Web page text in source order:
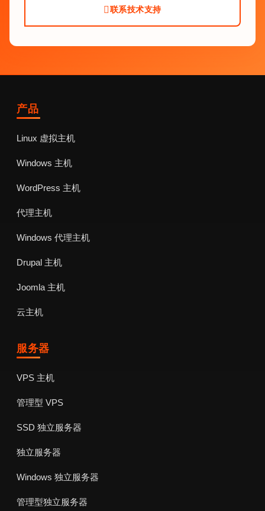
联系技术支持
产品
Linux 虚拟主机
Windows 主机
WordPress 主机
代理主机
Windows 代理主机
Drupal 主机
Joomla 主机
云主机
服务器
VPS 主机
管理型 VPS
SSD 独立服务器
独立服务器
Windows 独立服务器
管理型独立服务器